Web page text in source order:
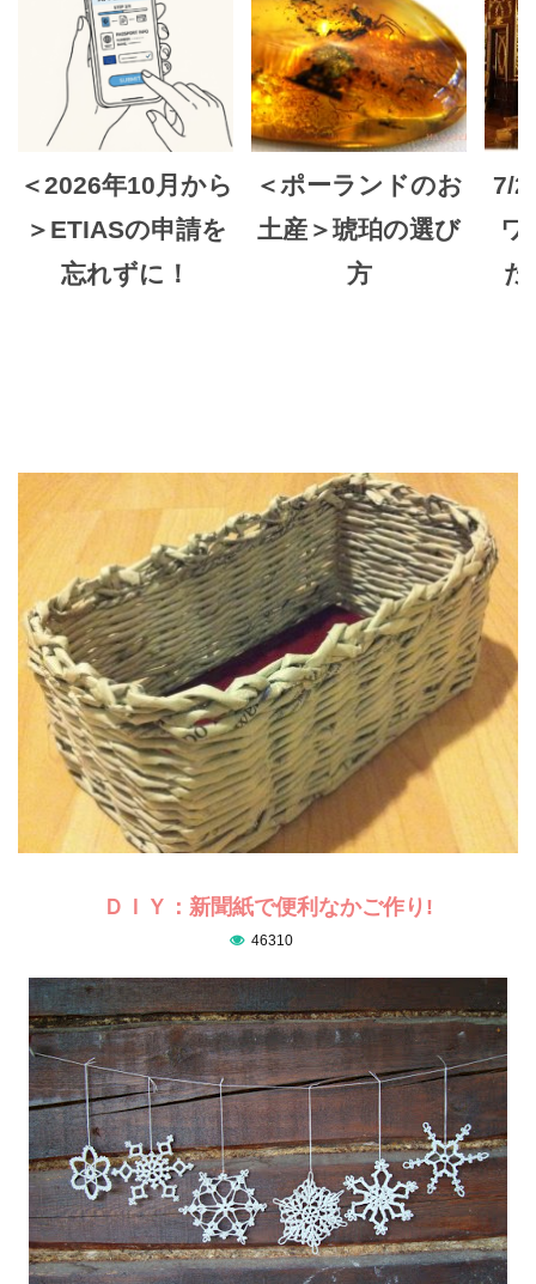
＜2026年10月から
＞ETIASの申請を
忘れずに！
＜ポーランドのお
土産＞琥珀の選び
方
7/
ワ
た
ＤＩＹ：新聞紙で便利なかご作り!
46310